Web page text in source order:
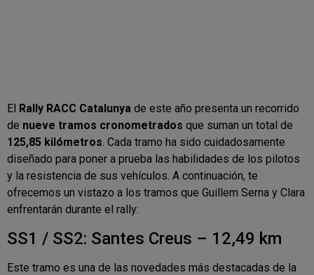
El Rally RACC Catalunya de este año presenta un recorrido
de nueve tramos cronometrados que suman un total de
125,85 kilómetros. Cada tramo ha sido cuidadosamente
diseñado para poner a prueba las habilidades de los pilotos
y la resistencia de sus vehículos. A continuación, te
ofrecemos un vistazo a los tramos que Guillem Serna y Clara
enfrentarán durante el rally:
SS1 / SS2: Santes Creus – 12,49 km
Este tramo es una de las novedades más destacadas de la